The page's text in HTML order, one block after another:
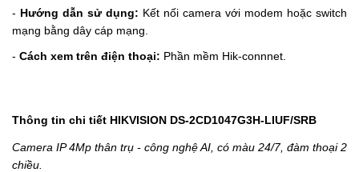
- Hướng dẫn sử dụng: Kết nối camera với modem hoặc switch
mạng bằng dây cáp mạng.
- Cách xem trên điện thoại: Phần mềm Hik-connnet.
Thông tin chi tiết HIKVISION DS-2CD1047G3H-LIUF/SRB
Camera IP 4Mp thân trụ - công nghệ AI, có màu 24/7, đàm thoại 2
chiều.